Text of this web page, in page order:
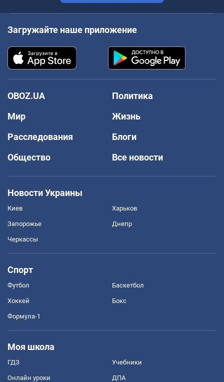
Загружайте наше приложение
OBOZ.UA
Политика
Мир
Жизнь
Расследования
Блоги
Общество
Все новости
Новости Украины
Киев Харьков
Запорожье Днепр
Черкассы
Спорт
Футбол Баскетбол
Хоккей Бокс
Формула-1
Моя школа
ГДЗ Учебники
Онлайн уроки ДПА